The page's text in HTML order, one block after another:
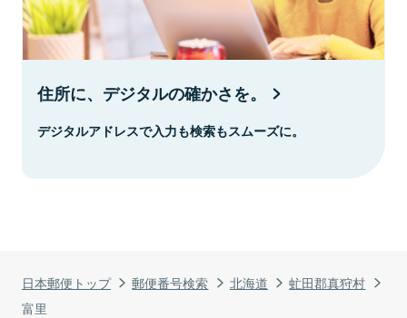
日本郵便トップ 郵便番号検索 北海道
虻田郡真狩村
富里
住所に、デジタルの確かさを。
デジタルアドレスで入力も検索もスムーズに。